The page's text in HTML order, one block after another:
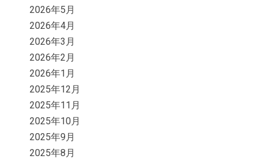
2026年5月
2026年4月
2026年3月
2026年2月
2026年1月
2025年12月
2025年11月
2025年10月
2025年9月
2025年8月